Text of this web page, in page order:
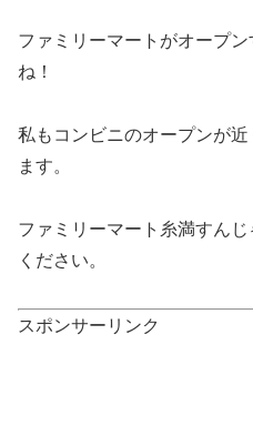
ファミリーマートがオープ
ね！
私もコンビニのオープンが
ます。
ファミリーマート糸満すん
ください。
スポンサーリンク